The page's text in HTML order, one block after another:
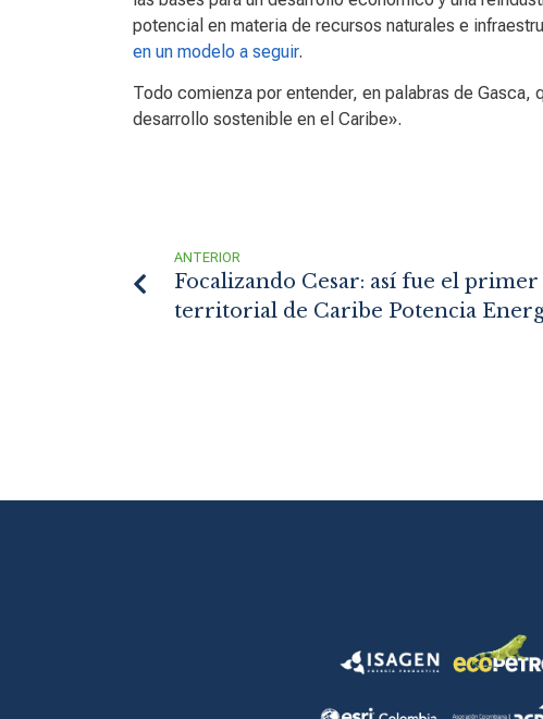
potencial en materia de recursos naturales e
en un modelo a seguir.
Todo comienza por entender, en palabras de Gasca,
desarrollo sostenible en el Caribe».
ANTERIOR
Focalizando Cesar: así fue el
territorial de Caribe Potencia